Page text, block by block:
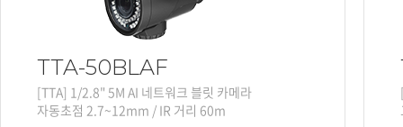
카메라
TTA-50BLAF
[TTA] 1/2.8" 5M AI 네트워크 블릿 카메라
자동초점 2.7~12mm / IR 거리 60m